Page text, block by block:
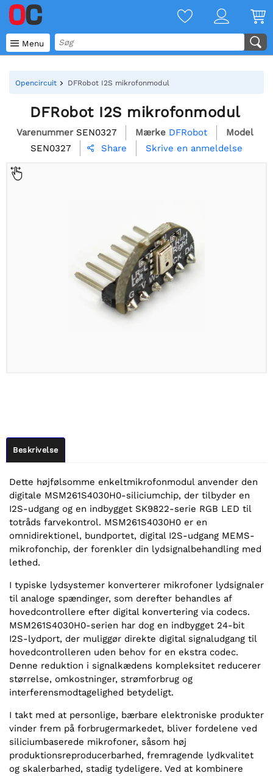
 Menu
Opencircuit DFRobot I2S mikrofonmodul
DFRobot I2S mikrofonmodul
Varenummer SEN0327 Mærke DFRobot
Model
SEN0327
 Share Skrive en anmeldelse
Beskrivelse
Dette højfølsomme enkeltmikrofonmodul anvender den
digitale MSM261S4030H0-siliciumchip, der tilbyder en
I2S-udgang og en indbygget SK9822-serie RGB LED til
totråds farvekontrol. MSM261S4030H0 er en
omnidirektionel, bundportet, digital I2S-udgang MEMS-
mikrofonchip, der forenkler din lydsignalbehandling med
lethed.
I typiske lydsystemer konverterer mikrofoner lydsignaler
til analoge spændinger, som derefter behandles af
hovedcontrollere efter digital konvertering via codecs.
MSM261S4030H0-serien har dog en indbygget 24-bit
I2S-lydport, der muliggør direkte digital signaludgang til
hovedcontrolleren uden behov for en ekstra codec.
Denne reduktion i signalkædens kompleksitet reducerer
størrelse, omkostninger, strømforbrug og
interferensmodtagelighed betydeligt.
I takt med at personlige, bærbare elektroniske produkter
vinder frem på forbrugermarkedet, bliver fordelene ved
siliciumbaserede mikrofoner, såsom høj
produktionsreproducerbarhed, fremragende lydkvalitet
og skalerbarhed, stadig tydeligere. Ved at kombinere